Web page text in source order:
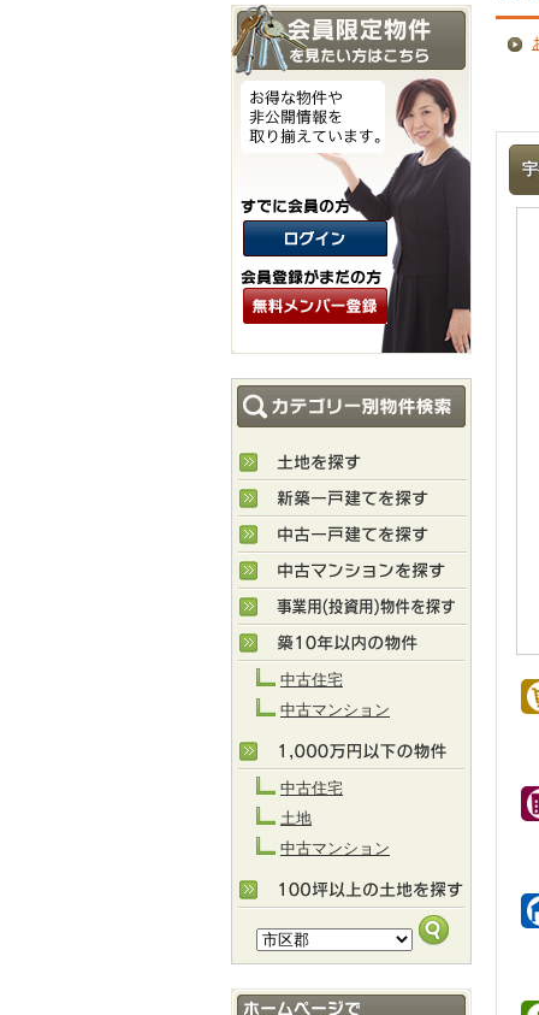
中古住宅
中古マンション
中古住宅
土地
中古マンション